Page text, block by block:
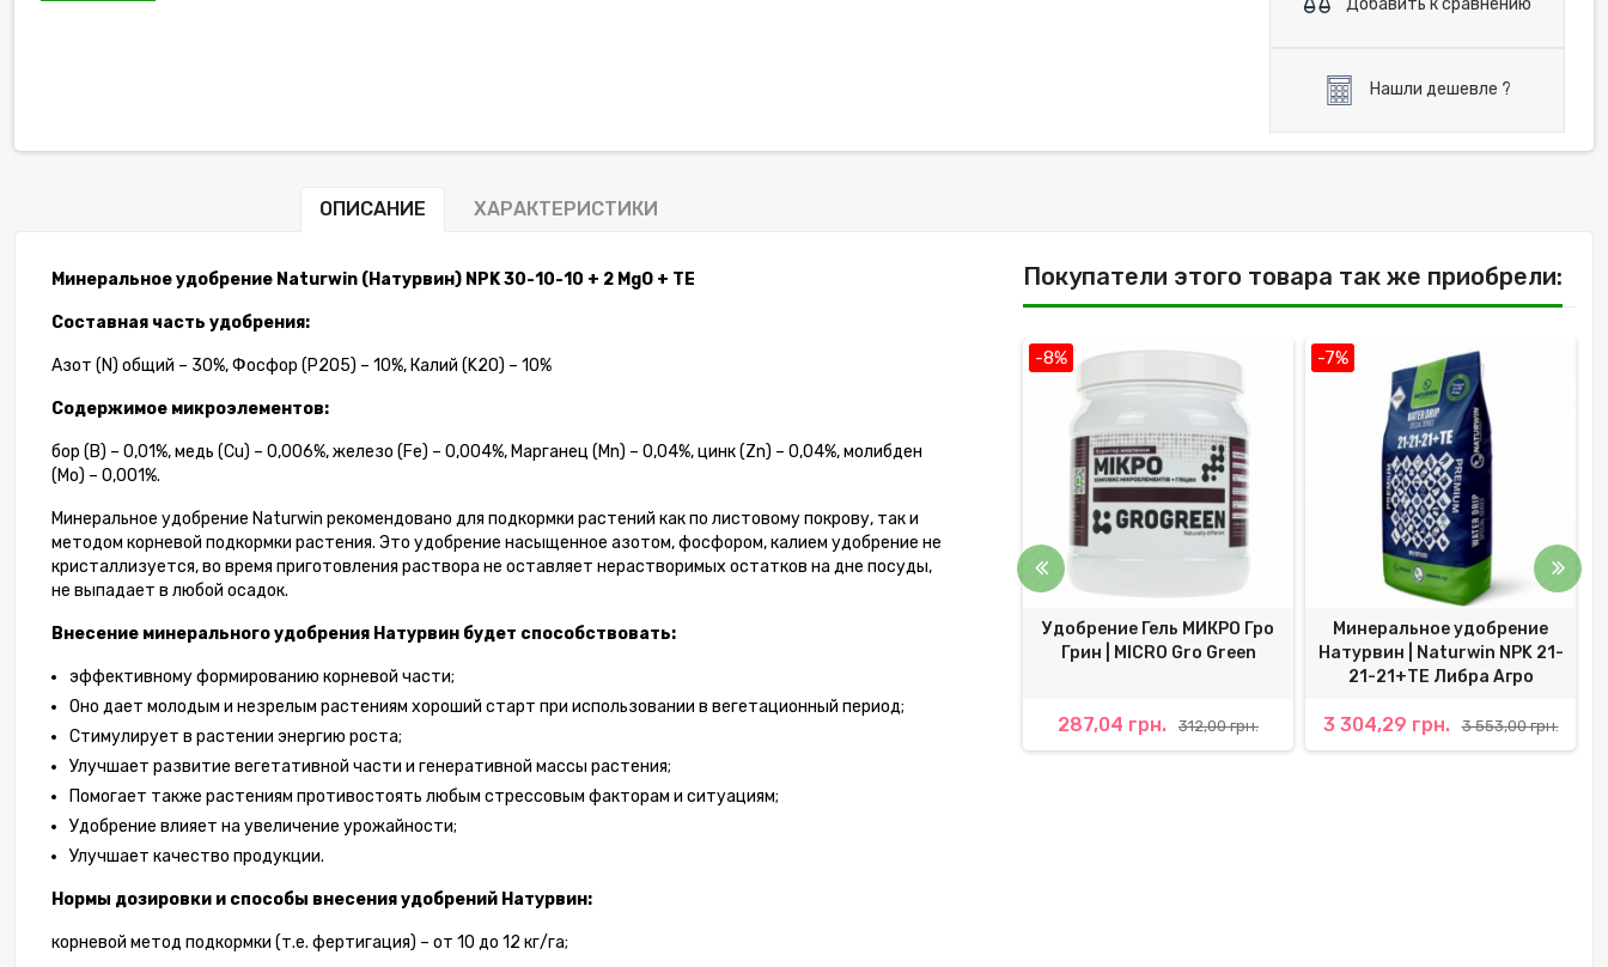
Добавить к сравнению
Нашли дешевле ?
ОПИСАНИЕ ХАРАКТЕРИСТИКИ
Минеральное удобрение Naturwin (Натурвин) NPK 30-10-10 + 2 MgO + TE
Составная часть удобрения:
Азот (N) общий – 30%, Фосфор (P2O5) – 10%, Калий (K2O) – 10%
Содержимое микроэлементов:
бор (B) – 0,01%, медь (Cu) – 0,006%, железо (Fe) – 0,004%, Марганец (Mn) – 0,04%, цинк (Zn) – 0,04%, молибден
(Mo) – 0,001%.
Минеральное удобрение Naturwin рекомендовано для подкормки растений как по листовому покрову, так и
методом корневой подкормки растения. Это удобрение насыщенное азотом, фосфором, калием удобрение не
кристаллизуется, во время приготовления раствора не оставляет нерастворимых остатков на дне посуды,
не выпадает в любой осадок.
Внесение минерального удобрения Натурвин будет способствовать:
эффективному формированию корневой части;
Оно дает молодым и незрелым растениям хороший старт при использовании в вегетационный период;
Стимулирует в растении энергию роста;
Улучшает развитие вегетативной части и генеративной массы растения;
Помогает также растениям противостоять любым стрессовым факторам и ситуациям;
Удобрение влияет на увеличение урожайности;
Улучшает качество продукции.
Нормы дозировки и способы внесения удобрений Натурвин:
корневой метод подкормки (т.е. фертигация) – от 10 до 12 кг/га;
Покупатели этого товара так же приобрели:
-8%
Удобрение Гро Грин Файв
-8%
Удобрение Гель МИКРО Гро
Грин | MICRO Gro Green
287,04 грн. 312,00 грн.
-7%
Минеральное удобрение
Натурвин | Naturwin NPK 21-
21-21+TE Либра Агро
3 304,29 грн. 3 553,00 грн.